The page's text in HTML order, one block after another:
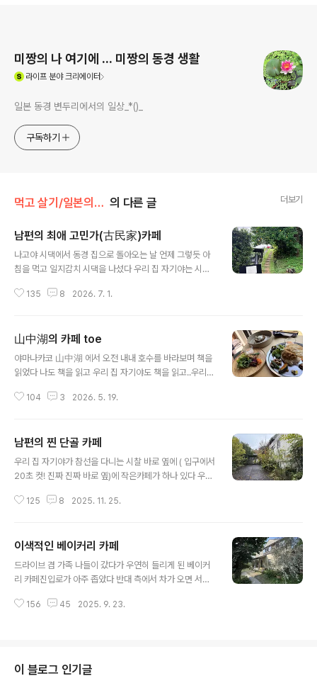
미짱의 나 여기에 ... 미짱의 동경 생활
라이프분야 크리에이터
일본 동경 변두리에서의 일상_*()_
구독하기
먹고 살기/일본의 카페 나들이 의 다른 글 더보기
남편의 최애 고민가(古民家)카페
나고야 시댁에서 동경 집으로 돌아오는 날 언제 그렇듯 아
침을 먹고 일지감치 시댁을 나섰다 우리 집 자기야는 시댁
서 집으로 돌아올 때는 처음 30% 정도는 국도 ( 산길)로
불 산길을 달리며 산도 보고 들도 보고 하면서 드라이브
하는 걸 좋아해서다 전에 우리 집 자기야 혼자서 시댁에 간
적이 있는데 그때 국도를 달리다 우연히 발견한 고민가 카
고 싶다고 했었다 그런데 한 번은 시댁에서 늦기 출발해서
135 8 2026. 7. 1.
山中湖의 카페 toe
야마나카코 山中湖 에서 오전 내내 호수를 바라보며 책을
읽었다 나도 책을 읽고 우리 집 자기야도 책을 읽고..우리
한 모습이지만 난 며칠 전 도서실에서 한국어 책을 빌렸고
다고 체크를 해 둔 카페가 있다 구글 평점이 좋았고 무엇보
다 메뉴 사진이 내 맘에 쏙 들었기 때문이다생각보다 굉장
히 넓은 카페 입구 마당도 엄청 넓었고 테라스도 있어서 반
다 굵다란 나무 기둥과 커다란 나무 문의 포스가 카페 같지
104 3 2026. 5. 19.
남편의 찐 단골 카페
우리 집 자기야가 참선을 다니는 시찰 바로 옆에 ( 입구에서
20초 컷! 진짜 진짜 바로 옆)에 작은카페가 하나 있다 우리
러 커피를 마시고 온다고 한다이번이 첫 참선 경험인 나는
나가다 들린 손님은 거의 없고 대부분이 단골손님이다 그
말인 즉 손님이 없이 한가인 편이라 마스터랑 여러 가지 커
피 얘기를 나눌 수 있어서다물론 커피 맛도 좋아서겠지만
커피콩을 로스팅하는 곳이다우리 집 자기야가 좋아하는 조
125 8 2025. 11. 25.
이색적인 베이커리 카페
드라이브 겸 가족 나들이 갔다가 우연히 들리게 된 베이커
리 카페진입로가 아주 좁았다 반대 측에서 차가 오면 서로
니 평점이 너무 좋아서 가게 되었는데 논이 있고 밭이 있고
어가기가 어색했지만 문을 여니 3평 정도의 작은 베이커리
코너와 계산대가 있고 안쪽에 테이블이 3개가 전부였다 가
156 45 2025. 9. 23.
이 블로그 인기글